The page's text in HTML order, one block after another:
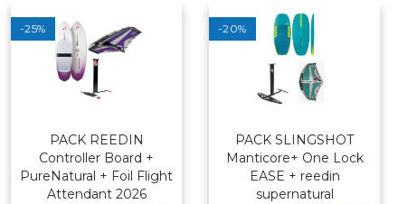
-25%
PACK REEDIN
Controller Board +
PureNatural + Foil Flight
Attendant 2026
-20%
PACK SLINGSHOT
Manticore+ One Lock
EASE + reedin
supernatural